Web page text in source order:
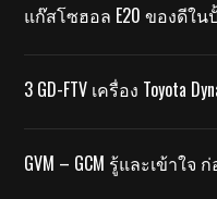
แก๊สโซฮอล E20 ของดีใ
3 GD-FTV เครื่อง Toyota
GVM – GCM รู้และเข้าใจ